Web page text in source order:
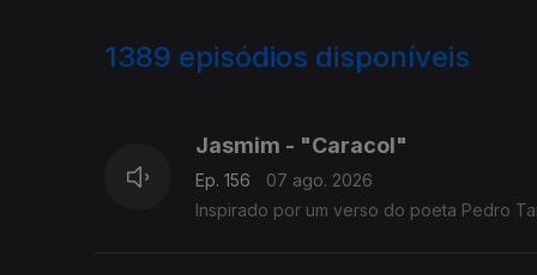
1389 episódios disponíveis
Jasmim - "Caracol"
Ep. 156
07 ago. 2026
Inspirado por um verso do poeta